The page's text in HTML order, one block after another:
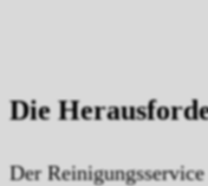
Die
Der